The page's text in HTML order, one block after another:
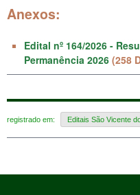
Anexos:
Edital nº 164/2026 -
Permanência 2026 (258
registrado em: Editais São Vicente